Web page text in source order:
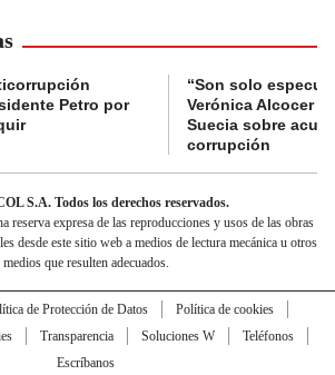
Petro por
“Son solo
Verónica Alcocer a
Suecia sobre
corrupción
S.A. Todos los derechos reservados.
expresa de las reproducciones y usos de las obras
desde este sitio web a medios de lectura mecánica u otros
medios que resulten adecuados.
de Protección de Datos
Política de cookies
Transparencia Soluciones W
Teléfonos
Escríbanos